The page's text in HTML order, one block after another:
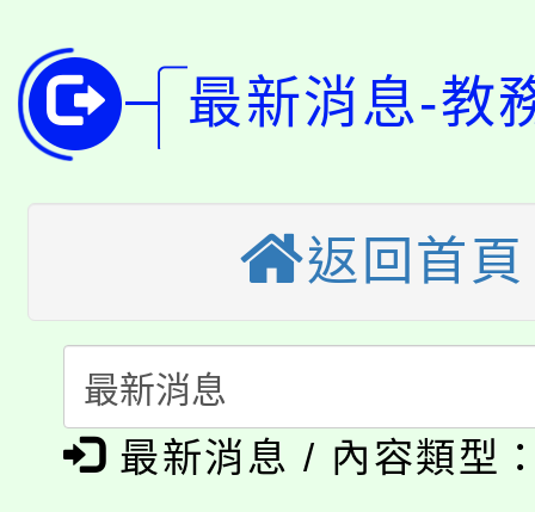
開!
115年桃園市運動會8/
田徑場及游泳池舉行。
桃園市低收入戶享有免
視費優惠，中低收入戶
半價優惠，詳情可洽有
者。
大園自造教育及科技中
份教師增能研習
大溪自造教育及科技
份教師研習
淨零綠生活教案入校路
會
115年食農教育專業人
程
「本色祭」8/29、30在
最新消息-教
返回首頁
最新消息 / 內容類型